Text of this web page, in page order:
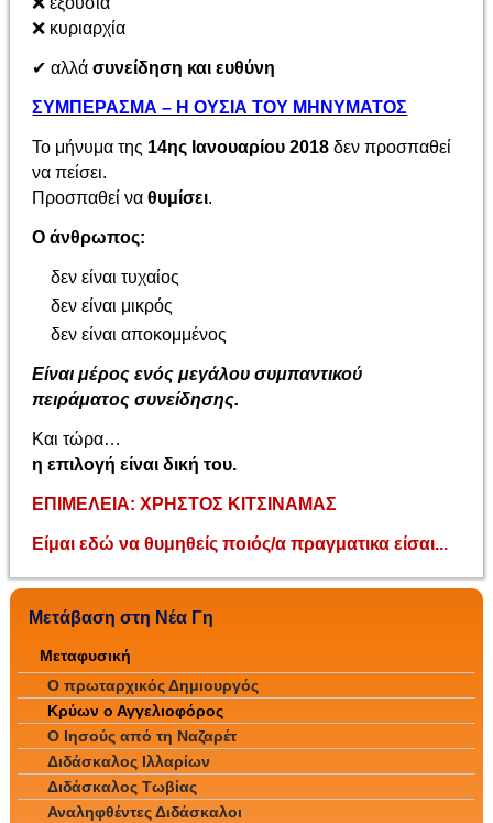
❌ κυριαρχία
✔ αλλάσυνείδηση και ευθύνη
ΣΥΜΠΕΡΑΣΜΑ – Η ΟΥΣΙΑ ΤΟΥ ΜΗΝΥΜΑΤΟΣ
Το μήνυμα της 14ης Ιανουαρίου 2018 δεν προσπαθεί
να πείσει.
Προσπαθεί ναθυμίσει.
Ο άνθρωπος:
δεν είναι τυχαίος
δεν είναι μικρός
δεν είναι αποκομμένος
Είναι μέρος ενός μεγάλου συμπαντικού
πειράματος συνείδησης.
Και τώρα…
η επιλογή είναι δική του.
ΕΠΙΜΕΛΕΙΑ:ΧΡΗΣΤΟΣ ΚΙΤΣΙΝΑΜΑΣ
Είμαι εδώ να θυμηθείς ποιός/α πραγματικα είσαι...
Μετάβαση στη Νέα Γη
Μεταφυσική
Ο πρωταρχικός Δημιουργός
Κρύων ο Αγγελιοφόρος
Ο Ιησούς από τη Ναζαρέτ
Διδάσκαλος Ιλλαρίων
Διδάσκαλος Τωβίας
Αναληφθέντες Διδάσκαλοι